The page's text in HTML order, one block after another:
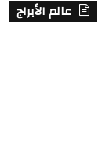
عالم الأبراج